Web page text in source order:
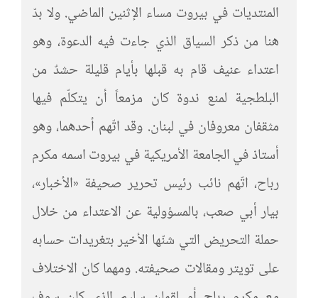
المنتديات في بيروت مساء الإثنين الماضي. ولا بدّ
هنا من ذكر السياق الذي جاءت فيه الدعوة، وهو
اعتداء عنيف قام به قبلها بأيام قليلة حشدٌ من
البلطجية لمنع ندوة كان مزمعاً أن يتكلّم فيها
مثقفان معروفان في لبنان. وقد اتّهم أحدهما، وهو
أستاذ في الجامعة الأمريكية في بيروت اسمه مكرم
رباح، اتّهم نائب رئيس تحرير صحيفة «الأخبار»،
بيار أبي صعب، بالمسؤولية عن الاعتداء من خلال
حملة التحريض التي شنّها الأخير بتغريدات حسابه
على تويتر ومقالات صحيفته. ومهما كان الاختلاف